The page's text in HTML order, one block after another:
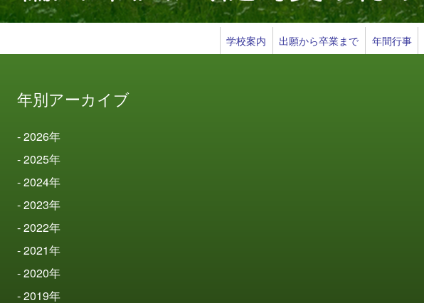
学校案内 出願から卒業まで 年間行事
年別アーカイブ
2026年
2025年
2024年
2023年
2022年
2021年
2020年
2019年